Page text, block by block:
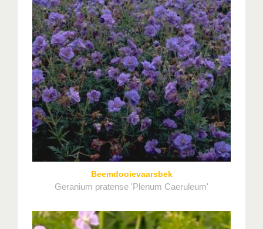
Beemdooievaarsbek
Geranium pratense 'Plenum Caeruleum'